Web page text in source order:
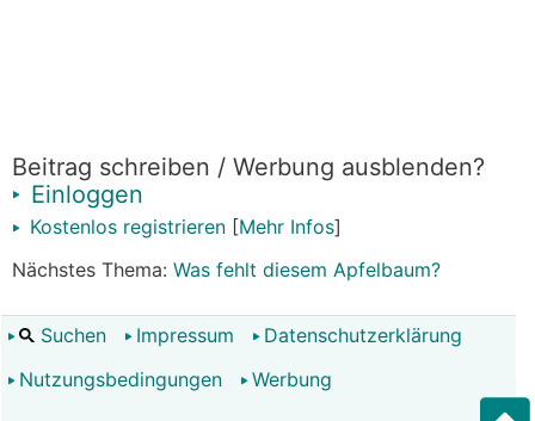
Beitrag schreiben / Werbung ausblenden?
Einloggen
Kostenlos registrieren [Mehr Infos]
Nächstes Thema: Was fehlt diesem Apfelbaum?
Suchen Impressum
Datenschutzerklärung
Nutzungsbedingungen
Werbung